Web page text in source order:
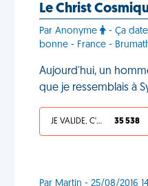
Le Christ
Par Anonyme
- Ça
bonne - France -
Aujourd'hui, un
que je ressemblais à
JE VALIDE, C'EST UNE VDM 35 538
Par Martin - 25/08/2016